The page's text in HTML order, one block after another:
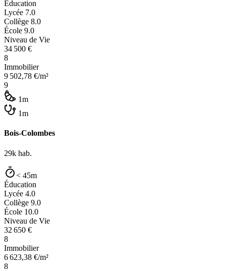
Éducation
Lycée 7.0
Collège 8.0
École 9.0
Niveau de Vie
34 500 €
8
Immobilier
9 502,78 €/m²
9
1m
1m
Bois-Colombes
29k hab.
< 45m
Éducation
Lycée 4.0
Collège 9.0
École 10.0
Niveau de Vie
32 650 €
8
Immobilier
6 623,38 €/m²
8